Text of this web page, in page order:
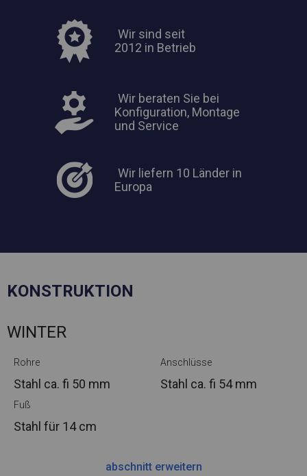
Wir sind seit
2012 in Betrieb
Wir beraten Sie bei
Konfiguration, Montage
und Service
Wir liefern 10 Länder in
Europa
KONSTRUKTION
WINTER
Rohre
Stahl ca. fi 50 mm
Anschlüsse
Stahl ca. fi 54 mm
Fuß
Stahl für 14 cm
abschnitt erweitern